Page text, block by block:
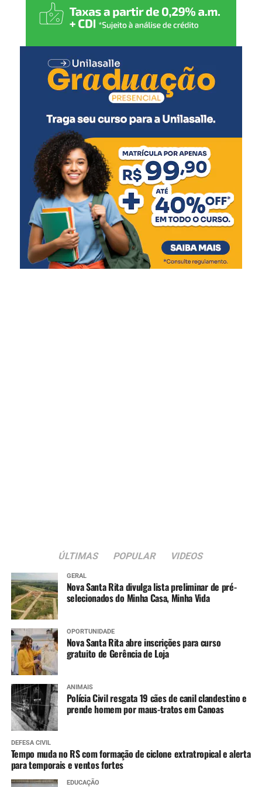
possibilidade de contemplação.
“O exemplo do Guilherme
demonstra que não é
preciso cadastrar centenas
de notas para ser
contemplado. Com apenas
cinco notas fiscais ele foi o
grande vencedor do mês.
Por isso, nossa orientação
é que todos peçam o CPF
na nota e façam o
cadastro”, afirmou.
Segundo a prefeitura, novos sorteios serão realizados ao
ÚLTIMAS POPULAR VIDEOS
GERAL
Nova Santa Rita divulga lista preliminar de pré-
selecionados do Minha Casa, Minha Vida
OPORTUNIDADE
Nova Santa Rita abre inscrições para curso
gratuito de Gerência de Loja
ANIMAIS
Polícia Civil resgata 19 cães de canil clandestino e
prende homem por maus-tratos em Canoas
DEFESA CIVIL
Tempo muda no RS com formação de ciclone extratropical e alerta
para temporais e ventos fortes
EDUCAÇÃO